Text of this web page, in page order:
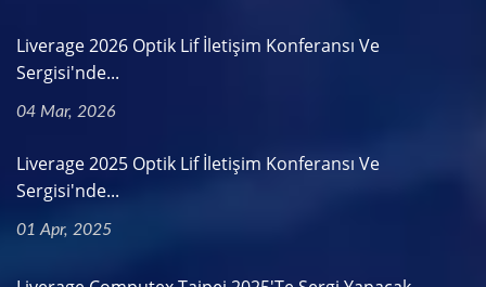
Liverage 2026 Optik Lif İletişim Konferansı Ve
Sergisi'nde...
04 Mar, 2026
Liverage 2025 Optik Lif İletişim Konferansı Ve
Sergisi'nde...
01 Apr, 2025